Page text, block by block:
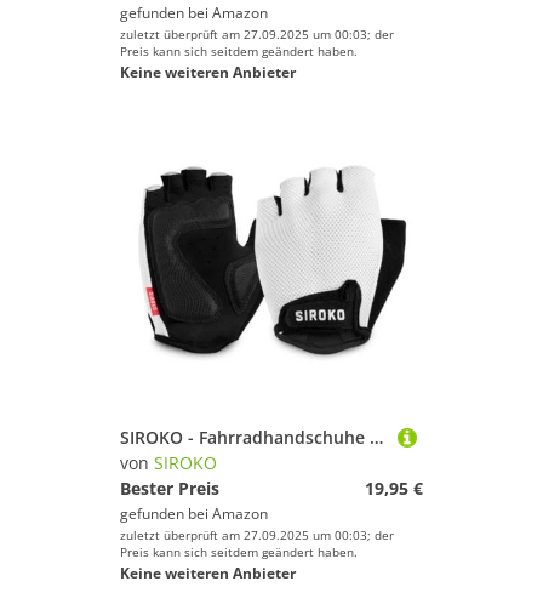
gefunden bei Amazon
zuletzt überprüft am 27.09.2025 um 00:03; der
Preis kann sich seitdem geändert haben.
Keine weiteren Anbieter
SIROKO - Fahrradhandschuhe Aero White - XXS - Weiß
von SIROKO
Bester Preis
19,95 €
gefunden bei Amazon
zuletzt überprüft am 27.09.2025 um 00:03; der
Preis kann sich seitdem geändert haben.
Keine weiteren Anbieter